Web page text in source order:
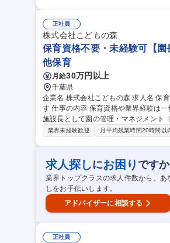
クアップ AIに替わりにくい仕事で長期就業いただける方
【園長・施設長候補/東京都】管理・店
正社員
株式会社こどもの森
保育資格不要・未経験可【
他保育
月給30万円以上
千葉県
企業名 株式会社こどもの森 求人名 保育資格不要・未経験可【園長・施設長候補/千葉県】管理・店長経験を活か
す 仕事の内容 保育資格や業界経験は一切不問。まずは千葉県内の保育園で現場や運営を学び、約1年後を目安に
施設長として園の管理・マネジメント
心です。 ・入社後約1年間：系列園にて保育現場や運営の基本を一から習得 ・施設長昇格後：園児募集計画の策
スタッフ育成、働きやすいチームづく
クアップ AIに替わりにくい仕事で長期就業いただける
【園長・施設長候補/千葉県】管理・店
業界未経験歓迎 月平均残業時間20時間以
求人探しにお困り ですか
業界トップクラスの求人件数から、
しをお手伝いします。
アドバイザーに相談する
正社員